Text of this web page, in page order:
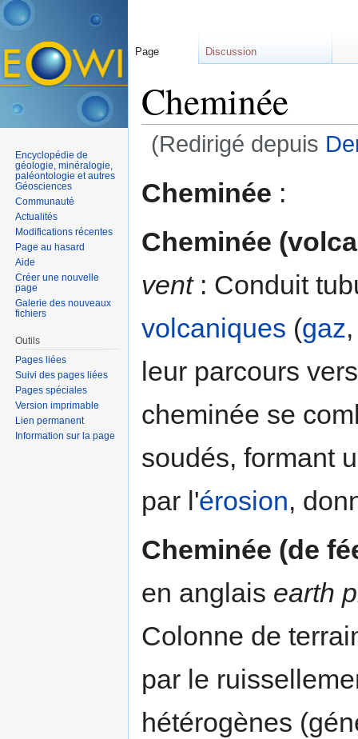
Cheminée
(Redirigé depuis
Cheminée :
Cheminée
vent: Conduit
volcaniques (gaz
leur parcours
cheminée se
soudés, formant
par l'érosion,
Cheminée (de
en anglais earth
Colonne de
par le
hétérogènes
Page Discussion
Encyclopédie de
géologie, minéralogie,
paléontologie et autres
Géosciences
Communauté
Actualités
Modifications récentes
Page au hasard
Aide
Créer une nouvelle
page
Galerie des nouveaux
fichiers
Outils
Pages liées
Suivi des pages liées
Pages spéciales
Version imprimable
Lien permanent
Information sur la page